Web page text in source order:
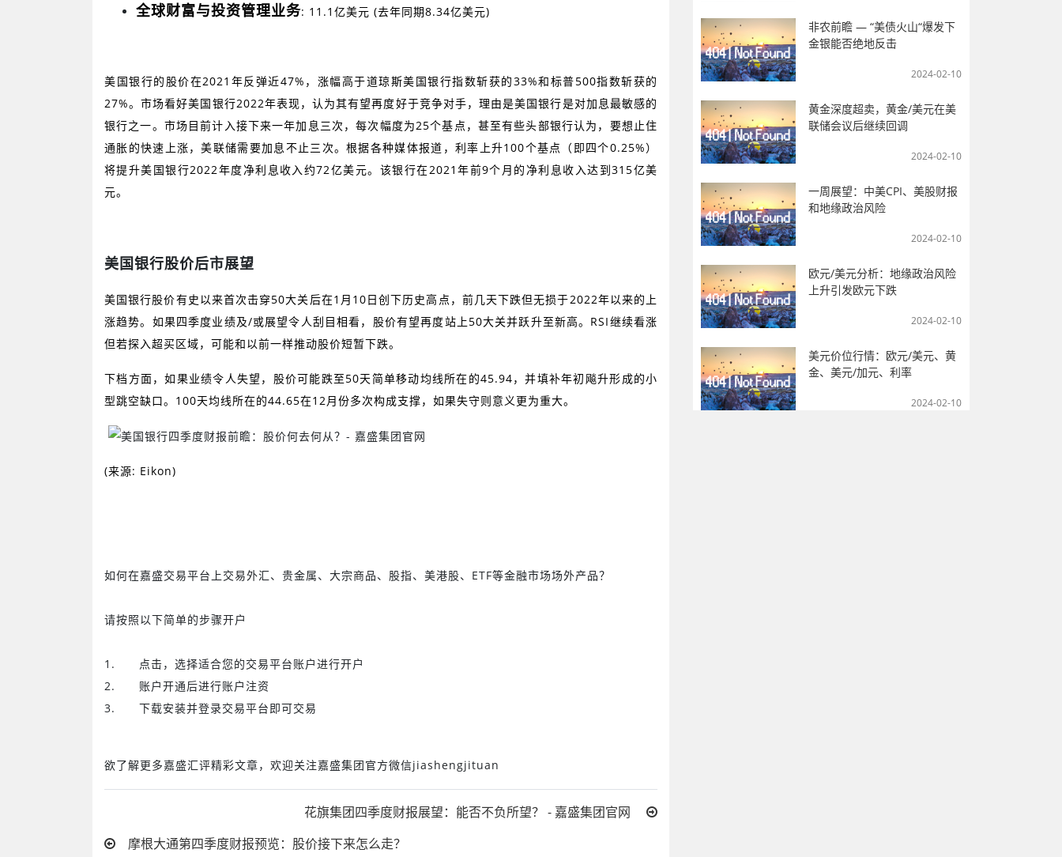
全球财富与投资管理业务: 11.1 亿美元 (去年同期8.34亿美元)
美国银行的股价在2021 年反弹近47% ，涨幅高于道琼斯美国银行指数斩获的33%和标普500指数斩获的
27%。市场看好美国银行2022年表现，认为其有望再度好于竞争对手，理由是美国银行是对加息最敏感的
银行之一。市场目前计入接下来一年加息三次，每次幅度为25个基点，甚至有些头部银行认为，要想止住
通胀的快速上涨，美联储需要加息不止三次。根据各种媒体报道，利率上升100个基点（即四个0.25%）
将提升美国银行2022年度净利息收入约72亿美元。该银行在2021 年前9个月的净利息收入达到315亿美
元。
美国银行股价后市展望
美国银行股价有史以来首次击穿50大关后在1 月 10日创下历史高点，前几天下跌但无损于2022年以来的上
涨趋势。如果四季度业绩及/或展望令人刮目相看，股价有望再度站上50大关并跃升至新高。 RSI继续看涨
但若探入超买区域，可能和以前一样推动股价短暂下跌。
下档方面，如果业绩令人失望，股价可能跌至50天简单移动均线所在的45.94，并填补年初飚升形成的小
型跳空缺口。 100天均线所在的44.65在12月份多次构成支撑，如果失守则意义更为重大。
(来源: Eikon)
如何在嘉盛交易平台上交易外汇、贵金属、大宗商品、股指、美港股、 ETF等金融市场场外产品？
请按照以下简单的步骤开户
1. 点击，选择适合您的交易平台账户进行开户
2. 账户开通后进行账户注资
3. 下载安装并登录交易平台即可交易
欲了解更多嘉盛汇评精彩文章，欢迎关注嘉盛集团官方微信jiashengjituan
花旗集团四季度财报展望：能否不负所望？ - 嘉盛集团官网
摩根大通第四季度财报预览：股价接下来怎么走？
非农前瞻 — “美债火山“爆发下
金银能否绝地反击
2024-02-10
黄金深度超卖，黄金/美元在美
联储会议后继续回调
2024-02-10
一周展望：中美CPI、美股财报
和地缘政治风险
2024-02-10
欧元/美元分析：地缘政治风险
上升引发欧元下跌
2024-02-10
美元价位行情：欧元/美元、黄
金、美元/加元、利率
2024-02-10